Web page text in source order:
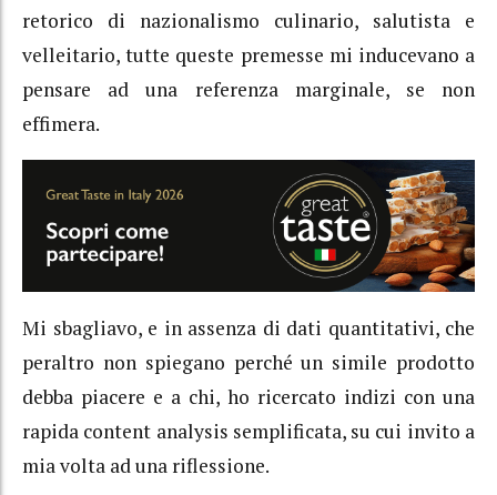
retorico di nazionalismo culinario, salutista e
velleitario, tutte queste premesse mi inducevano a
pensare ad una referenza marginale, se non
effimera.
Mi sbagliavo, e in assenza di dati quantitativi, che
peraltro non spiegano perché un simile prodotto
debba piacere e a chi, ho ricercato indizi con una
rapida content analysis semplificata, su cui invito a
mia volta ad una riflessione.